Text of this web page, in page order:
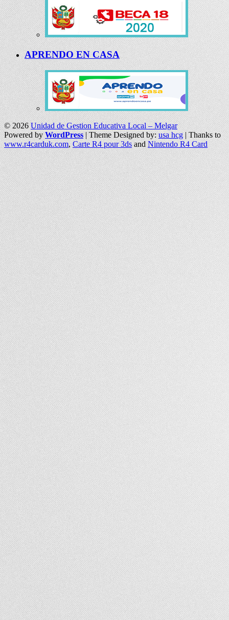
APRENDO EN CASA
© 2026Unidad de Gestion Educativa Local – Melgar
Powered byWordPress| Theme Designed by: usa hcg| Thanks to
www.r4carduk.com,Carte R4 pour 3dsandNintendo R4 Card